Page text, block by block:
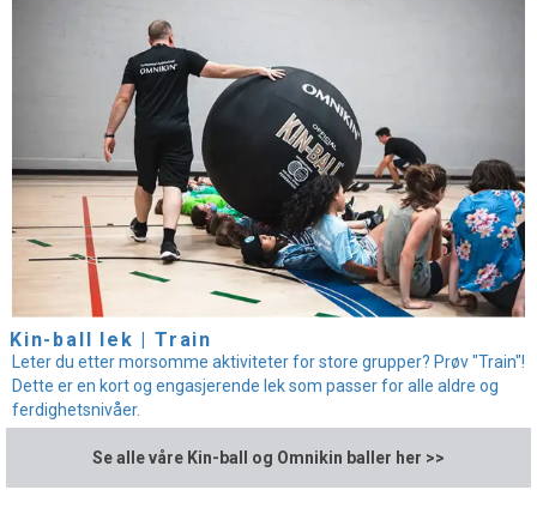
Kin-ball lek | Train
Leter du etter morsomme aktiviteter for store grupper? Prøv "Train"!
Dette er en kort og engasjerende lek som passer for alle aldre og
ferdighetsnivåer.
Se alle våre Kin-ball og Omnikin baller her >>